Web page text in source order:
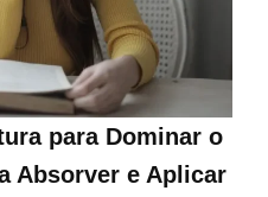
para Dominar o
Absorver e Aplicar